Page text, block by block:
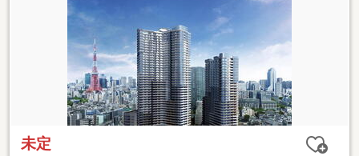
未定